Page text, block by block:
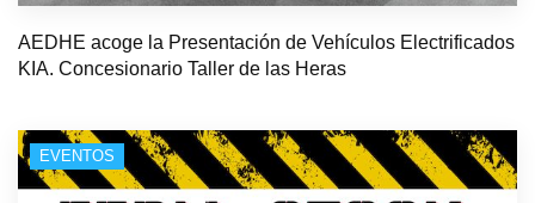
AEDHE acoge la Presentación de Vehículos Electrificados
KIA. Concesionario Taller de las Heras
EVENTOS